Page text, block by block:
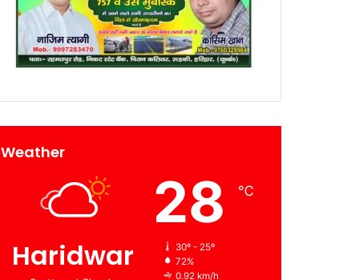
Weather
Haridwar
28 ℃
30º - 25º
72%
0.92 km/h